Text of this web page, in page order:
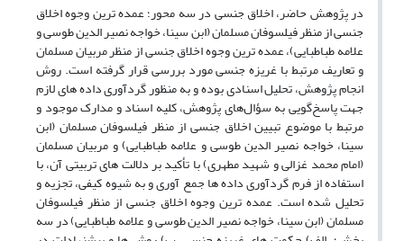
در پژوهش حاضر، اخلاق جنسی در سه محور؛ عمده ترین وجوه اخلاق
جنسی از منظر فیلسوفان مسلمان (ابن سینا، خواجه نصیر الدین طوسی و
علامه طباطبایی)، عمده ترین وجوه اخلاق جنسی از منظر مربیان مسلمان
و تعاریف مرتبط با غریزه جنسی مورد بررسی قرار گرفته است. روش
انجام پژوهش، تحلیل اسنادی بوده و به منظور گردآوری داده های لازم
جهت پاسخ‌گویی به سؤال‌های پژوهش، کلیه اسناد و مدارک موجود و
مرتبط با موضوع تبیین اخلاق جنسی از منظر فیلسوفان مسلمان (ابن
سینا، خواجه نصیر الدین طوسی و علامه طباطبایی) و مربیان مسلمان
(امام محمد غزالی و شهید مطهری) با تأکید بر دلالت های تربیتی آن، با
استفاده از فرم گردآوری داده ها جمع آوری و به شیوه کیفی، تجزیه و
تحلیل شده‌ است. عمده ترین وجوه اخلاق جنسی از منظر فیلسوفان
مسلمان (ابن سینا، خواجه نصیر الدین طوسی و علامه طباطبایی) در سه